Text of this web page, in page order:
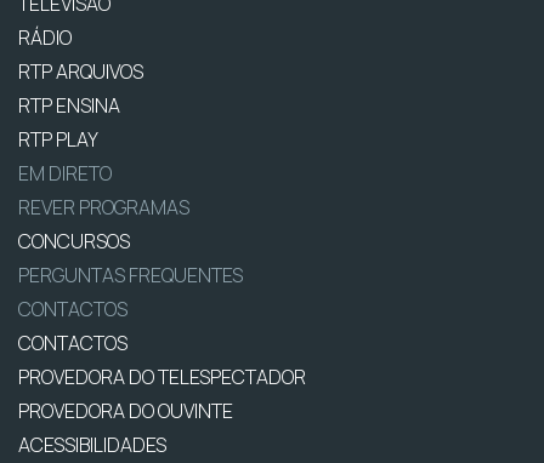
RÁDIO
RTP ARQUIVOS
RTP ENSINA
RTP PLAY
EM DIRETO
REVER PROGRAMAS
CONCURSOS
PERGUNTAS FREQUENTES
CONTACTOS
CONTACTOS
PROVEDORA DO TELESPECTADOR
PROVEDORA DO OUVINTE
ACESSIBILIDADES